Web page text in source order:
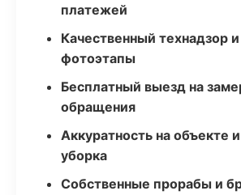
платежей
Качественный технадзор
фотоэтапы
Бесплатный выезд на
обращения
Аккуратность на объекте
уборка
Собственные прорабы и